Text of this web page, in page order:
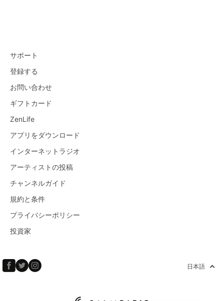
サポート
登録する
お問い合わせ
ギフトカード
ZenLife
アプリをダウンロード
インターネットラジオ
アーティストの投稿
チャンネルガイド
規約と条件
プライバシーポリシー
投資家
日本語